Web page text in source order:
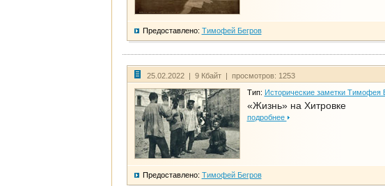
Предоставлено: Тимофей Бегров
25.02.2022 | 9 Кбайт | просмотров: 1253
Тип: Исторические заметки Тимофея
«Жизнь» на Хитровке
подробнее
Предоставлено: Тимофей Бегров